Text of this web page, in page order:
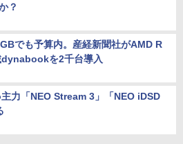
？
でも予算内。産経新聞社がAMD R
を2千台導入
力「NEO Stream 3」「NEO iDSD